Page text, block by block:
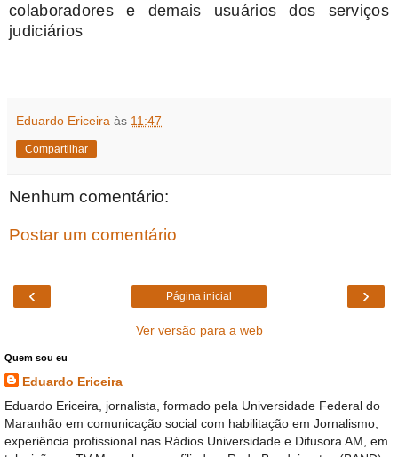
colaboradores e demais usuários dos serviços
judiciários
Eduardo Ericeira às 11:47
Compartilhar
Nenhum comentário:
Postar um comentário
‹ ›
Página inicial
Ver versão para a web
Quem sou eu
Eduardo Ericeira
Eduardo Ericeira, jornalista, formado pela Universidade Federal do
Maranhão em comunicação social com habilitação em Jornalismo,
experiência profissional nas Rádios Universidade e Difusora AM, em